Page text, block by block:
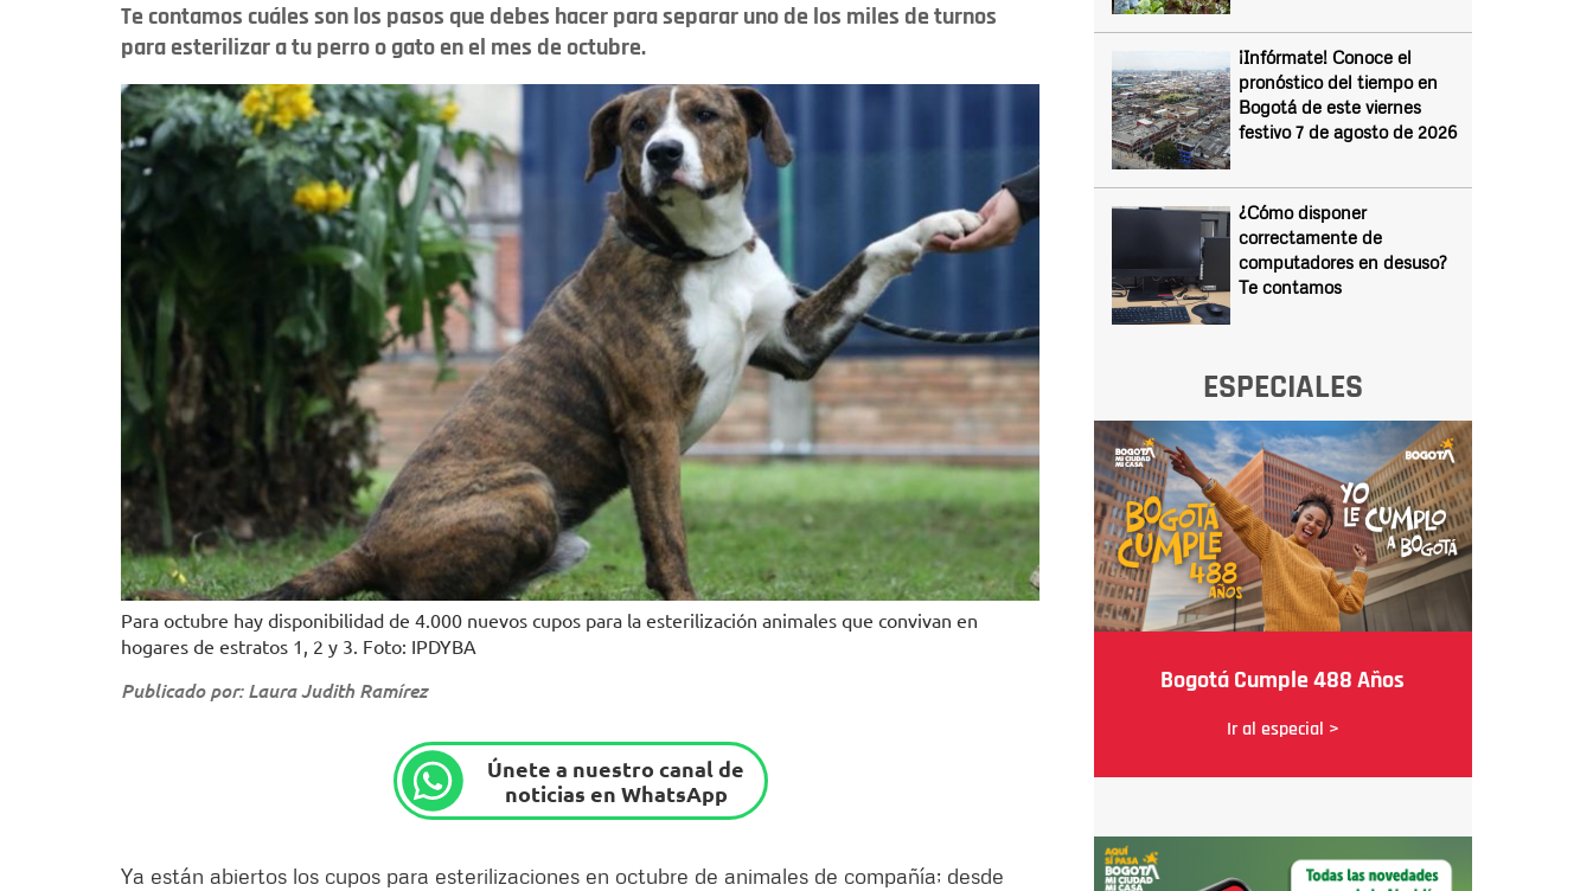
Te contamos cuáles son los pasos que debes hacer para separar uno de los miles de turnos
para esterilizar a tu perro o gato en el mes de octubre.
Para octubre hay disponibilidad de 4.000 nuevos cupos para la esterilización animales que convivan en
hogares de estratos 1, 2 y 3. Foto: IPDYBA
Publicado por: Laura Judith Ramírez
Únete a nuestro canal de
noticias en WhatsApp
Ya están abiertos los cupos para esterilizaciones en octubre de animales de compañía; desde
¡Infórmate! Conoce el
pronóstico del tiempo en
Bogotá de este viernes
festivo 7 de agosto de 2026
¿Cómo disponer
correctamente de
computadores en desuso?
Te contamos
ESPECIALES
Bogotá Cumple 488 Años
Ir al especial >